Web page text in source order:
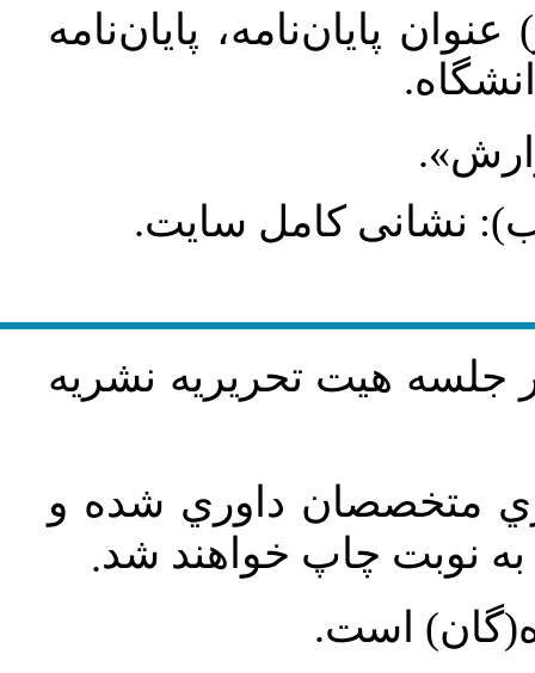
پایان‌نامه، پایان‌نامه
نشانی کامل سایت.
جلسه هيت تحريريه نشريه
متخصصان داوري شده و
نوبت چاپ خواهند شد.
است.